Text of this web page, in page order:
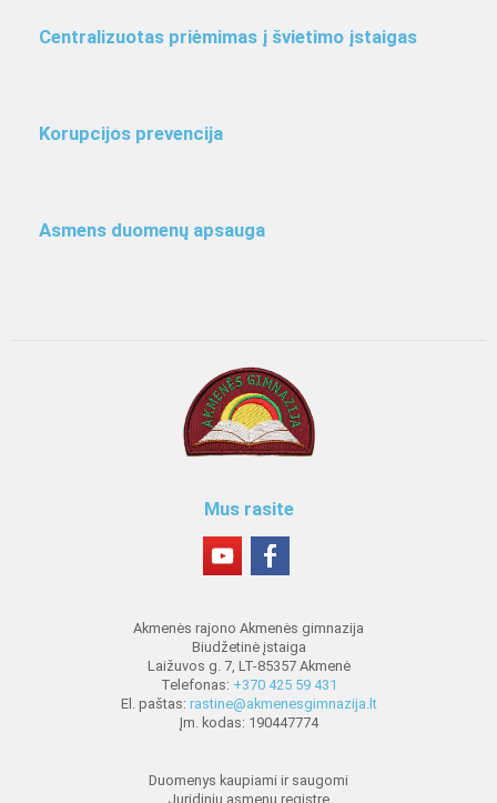
Centralizuotas priėmimas į švietimo įstaigas
Korupcijos prevencija
Asmens duomenų apsauga
Mus rasite
Akmenės rajono Akmenės gimnazija
Biudžetinė įstaiga
Laižuvos g. 7, LT-85357 Akmenė
Telefonas: +370 425 59 431
El. paštas: rastine@akmenesgimnazija.lt
Įm. kodas: 190447774
Duomenys kaupiami ir saugomi
Juridinių asmenų registre